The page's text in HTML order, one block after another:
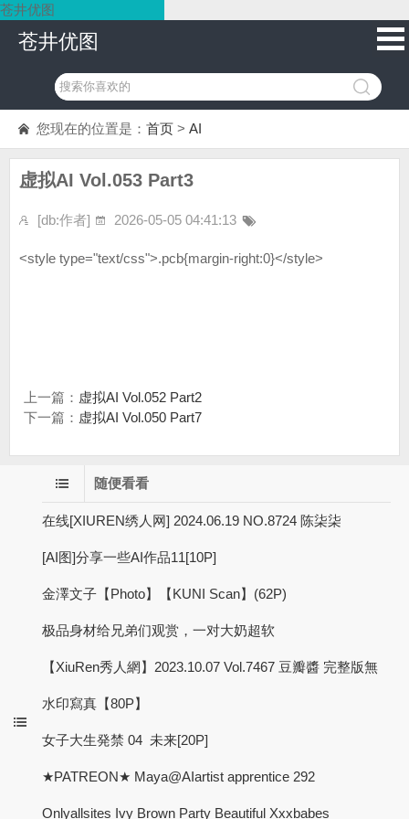
苍井优图
苍井优图
您现在的位置是： 首页 > AI
虚拟AI Vol.053 Part3
[db:作者] 2026-05-05 04:41:13
<style type="text/css">.pcb{margin-right:0}</style>
上一篇： 虚拟AI Vol.052 Part2
下一篇： 虚拟AI Vol.050 Part7
随便看看
在线[XIUREN绣人网] 2024.06.19 NO.8724 陈柒柒
[AI图]分享一些AI作品11[10P]
金澤文子【Photo】【KUNI Scan】(62P)
极品身材给兄弟们观赏，一对大奶超软
【XiuRen秀人網】2023.10.07 Vol.7467 豆瓣醬 完整版無
水印寫真【80P】
女子大生発禁 04 未来[20P]
★PATREON★ Maya@AIartist apprentice 292
Onlyallsites Ivy Brown Party Beautiful Xxxbabes